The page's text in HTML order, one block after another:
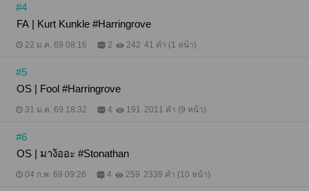
#4
FA | Kurt Kunkle #Harringrove
22 ม.ค. 69 08:16 2 242 41 คำ (1 หน้า)
#5
OS | Fool #Harringrove
31 ม.ค. 69 18:32 4 191 2011 คำ (9 หน้า)
#6
OS | มาง้ออะ #Stonathan
04 ก.พ. 69 09:26 4 259 2339 คำ (10 หน้า)